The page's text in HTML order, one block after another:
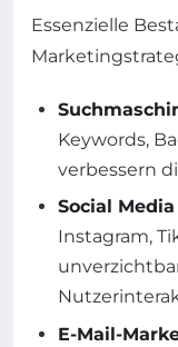
Essenzielle
Keywords,
verbessern
Social
Instagram,
E-Mail-